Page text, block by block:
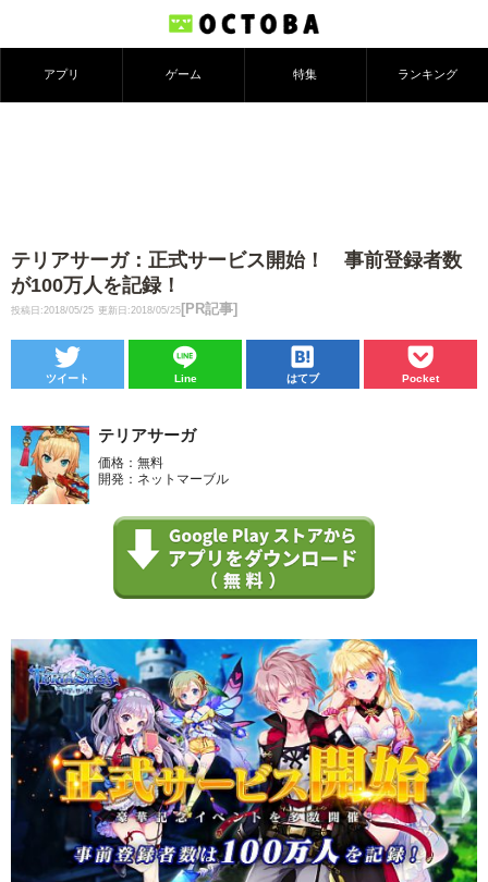
アプリ ゲーム 特集 ランキング
テリアサーガ：正式サービス開始！ 事前登録者数
が100万人を記録！
投稿日:2018/05/25 更新日:2018/05/25 [PR記事]
ツイート Line はてブ Pocket
テリアサーガ
価格：無料
開発：ネットマーブル